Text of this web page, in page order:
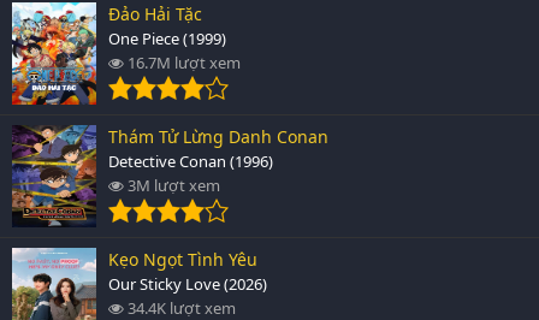
Đảo Hải Tặc
One Piece (1999)
16.7M lượt xem
Thám Tử Lừng Danh Conan
Detective Conan (1996)
3M lượt xem
Kẹo Ngọt Tình Yêu
Our Sticky Love (2026)
34.4K lượt xem